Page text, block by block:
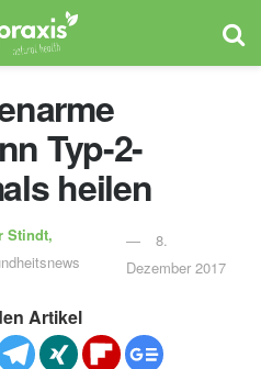
Typ-2-
heilen
Stindt,
8.
Dezember 2017
Artikel